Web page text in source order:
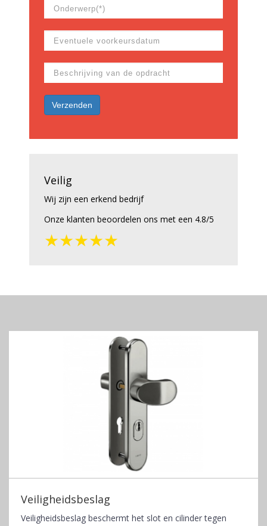
Veilig
Wij zijn een erkend bedrijf
Onze klanten beoordelen ons met een 4.8/5
★★★★★
Veiligheidsbeslag
Veiligheidsbeslag beschermt het slot en cilinder tegen